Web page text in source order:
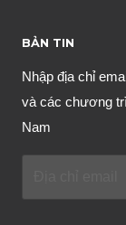
BẢN TIN
Nhập địa chỉ
và các chương
Nam